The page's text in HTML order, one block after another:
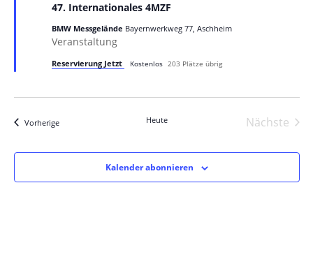
47. Internationales 4MZF
BMW Messgelände Bayernwerkweg 77, Aschheim
Veranstaltung
Reservierung Jetzt Kostenlos 203 Plätze übrig
VorherigeVeranstaltungen Heute
Nächste
Kalender abonnieren